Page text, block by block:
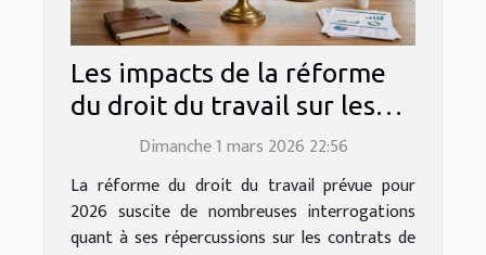
Les impacts de la réforme
du droit du travail sur les
contrats en 2026
Dimanche 1 mars 2026 22:56
La réforme du droit du travail prévue pour
2026 suscite de nombreuses interrogations
quant à ses répercussions sur les contrats de